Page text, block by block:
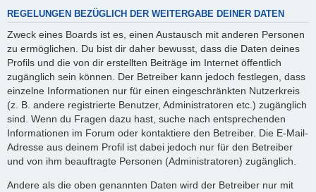
REGELUNGEN BEZÜGLICH DER WEITERGABE DEINER DATEN
Zweck eines Boards ist es, einen Austausch mit anderen Personen
zu ermöglichen. Du bist dir daher bewusst, dass die Daten deines
Profils und die von dir erstellten Beiträge im Internet öffentlich
zugänglich sein können. Der Betreiber kann jedoch festlegen, dass
einzelne Informationen nur für einen eingeschränkten Nutzerkreis
(z. B. andere registrierte Benutzer, Administratoren etc.) zugänglich
sind. Wenn du Fragen dazu hast, suche nach entsprechenden
Informationen im Forum oder kontaktiere den Betreiber. Die E-Mail-
Adresse aus deinem Profil ist dabei jedoch nur für den Betreiber
und von ihm beauftragte Personen (Administratoren) zugänglich.
Andere als die oben genannten Daten wird der Betreiber nur mit